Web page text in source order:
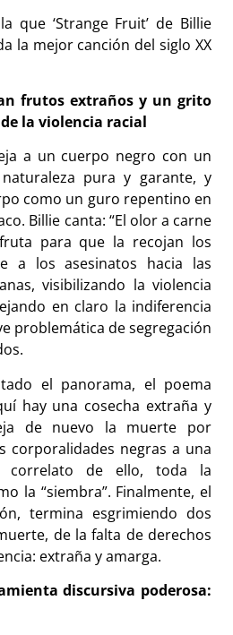
que ‘Strange Fruit’ de Billie
la mejor canción del siglo XX
frutos extraños y un grito
la violencia racial
a un cuerpo negro con un
pura y garante, y
como un guro repentino en
Billie canta: “El olor a carne
para que la recojan los
a los asesinatos hacia las
visibilizando la violencia
en claro la indiferencia
problemática de segregación
el panorama, el poema
hay una cosecha extraña y
de nuevo la muerte por
corporalidades negras a una
correlato de ello, toda la
la “siembra”. Finalmente, el
termina esgrimiendo dos
de la falta de derechos
extraña y amarga.
discursiva poderosa: